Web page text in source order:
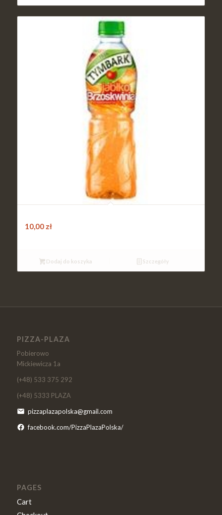
10,00 zł
Dodaj do koszyka Szczegóły
PIZZA-PLAZA
Pobierowo
Mickiewicza 1a
(+48) 533 375 292
(+48) 5333 PLAZA
pizzaplazapolska@gmail.com
facebook.com/PizzaPlazaPolska/
PAGES
Cart